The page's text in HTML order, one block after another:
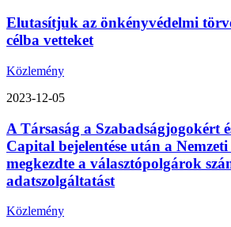
Elutasítjuk az önkényvédelmi
célba vetteket
Közlemény
2023-12-05
A Társaság a Szabadságjogokért
Capital bejelentése után a
megkezdte a választópolgárok
adatszolgáltatást
Közlemény